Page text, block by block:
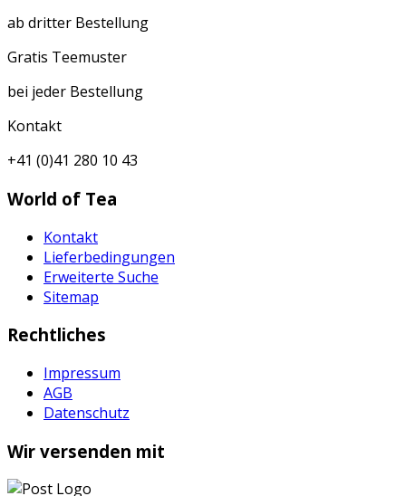
ab dritter Bestellung
Gratis Teemuster
bei jeder Bestellung
Kontakt
+41 (0)41 280 10 43
World of Tea
Kontakt
Lieferbedingungen
Erweiterte Suche
Sitemap
Rechtliches
Impressum
AGB
Datenschutz
Wir versenden mit